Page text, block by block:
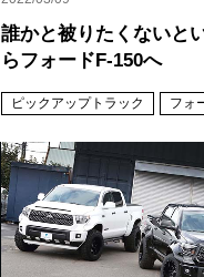
誰かと被りたくないと
らフォードF‐150へ
ピックアップトラック フォ